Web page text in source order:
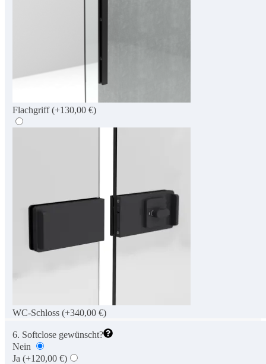
Flachgriff(+130,00 €)
WC-Schloss (+340,00 €)
6. Softclose gewünscht?
Nein
Ja (+120,00 €)